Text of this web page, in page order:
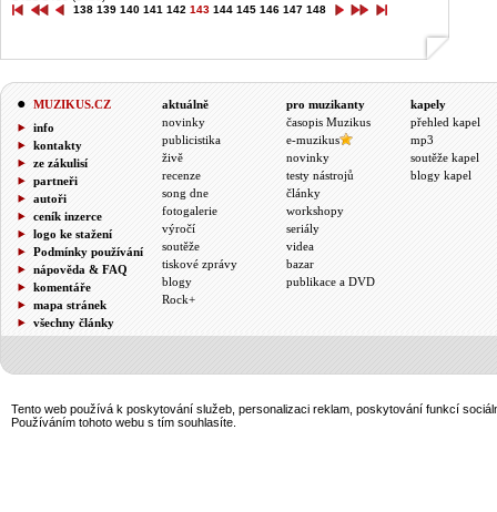
138 139 140 141 142 143 144 145 146 147 148
MUZIKUS.CZ
info
kontakty
ze zákulisí
partneři
autoři
ceník inzerce
logo ke stažení
Podmínky používání
nápověda & FAQ
komentáře
mapa stránek
všechny články
aktuálně
novinky
publicistika
živě
recenze
song dne
fotogalerie
výročí
soutěže
tiskové zprávy
blogy
Rock+
pro muzikanty
časopis Muzikus
e-muzikus
novinky
testy nástrojů
články
workshopy
seriály
videa
bazar
publikace a DVD
kapely
přehled kapel
mp3
soutěže kapel
blogy kapel
Tento web používá k poskytování služeb, personalizaci reklam, poskytování funkcí
Používáním tohoto webu s tím souhlasíte.